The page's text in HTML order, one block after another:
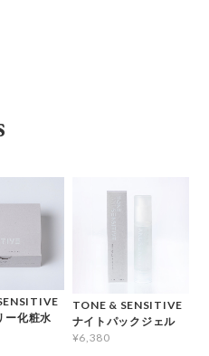
ー化粧水
TONE & SENSITIVE
ナイトパックジェル
¥6,380